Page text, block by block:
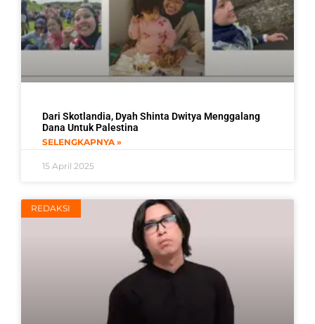
Dari Skotlandia, Dyah Shinta Dwitya Menggalang
Dana Untuk Palestina
SELENGKAPNYA »
15 April 2025
REDAKSI